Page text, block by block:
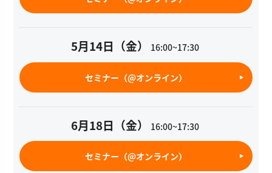
5月14日（金） 16:00~17:30
セミナー（@オンライン）
6月18日（金） 16:00~17:30
セミナー（@オンライン）